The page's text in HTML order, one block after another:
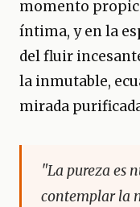
momento
íntima, y en la
del fluir
la inmutable,
mirada
"La pureza es
contemplar la